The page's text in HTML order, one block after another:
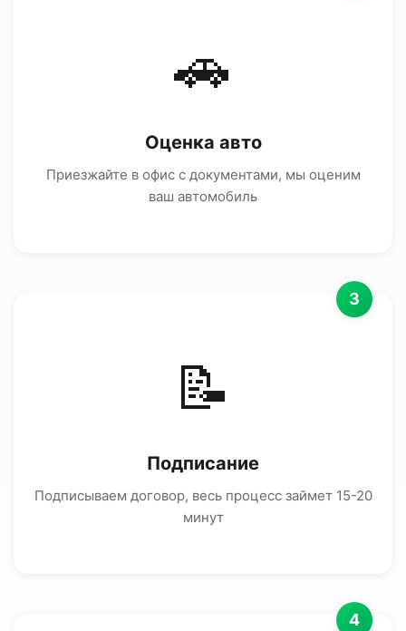
🚗
Оценка авто
Приезжайте в офис с документами, мы оценим
ваш автомобиль
3
📝
Подписание
Подписываем договор, весь процесс займет 15-20
минут
4